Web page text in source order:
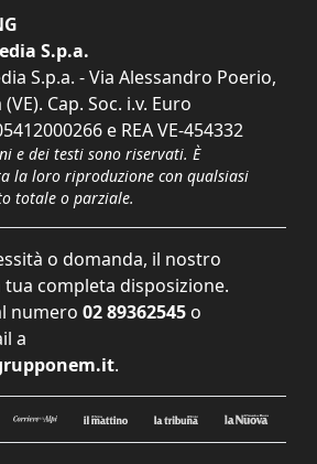
S.p.a.
S.p.a. - Via Alessandro Poerio,
Cap. Soc. i.v. Euro
e REA VE-454332
e dei testi sono riservati. È
la loro riproduzione con qualsiasi
totale o parziale.
o domanda, il nostro
completa disposizione.
numero 02 89362545 o
a
.